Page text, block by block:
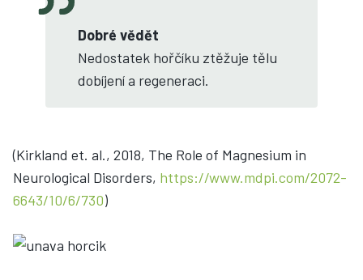
Dobré vědět
Nedostatek hořčíku ztěžuje tělu
dobíjení a regeneraci.
(Kirkland et. al., 2018, The Role of Magnesium in
Neurological Disorders, https://www.mdpi.com/2072-
6643/10/6/730)